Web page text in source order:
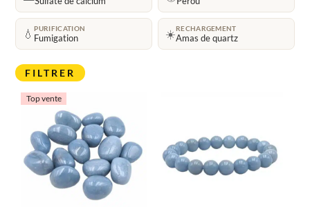
💧PURIFICATION
Fumigation ☀️RECHARGEMENT
Amas de quartz
FILTRER
Top vente